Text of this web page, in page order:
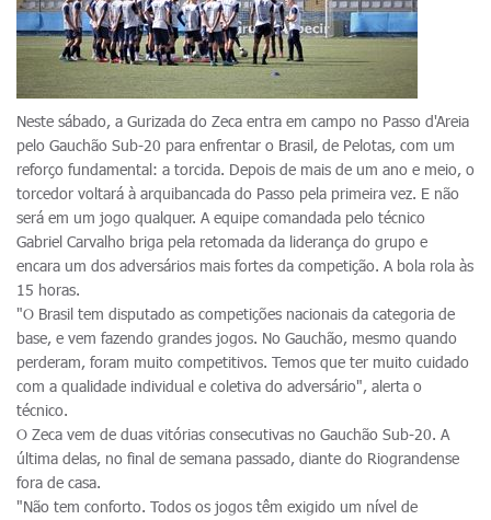
Neste sábado, a Gurizada do Zeca entra em campo no Passo d'Areia
pelo Gauchão Sub-20 para enfrentar o Brasil, de Pelotas, com um
reforço fundamental: a torcida. Depois de mais de um ano e meio, o
torcedor voltará à arquibancada do Passo pela primeira vez. E não
será em um jogo qualquer. A equipe comandada pelo técnico
Gabriel Carvalho briga pela retomada da liderança do grupo e
encara um dos adversários mais fortes da competição. A bola rola às
15 horas.
"O Brasil tem disputado as competições nacionais da categoria de
base, e vem fazendo grandes jogos. No Gauchão, mesmo quando
perderam, foram muito competitivos. Temos que ter muito cuidado
com a qualidade individual e coletiva do adversário", alerta o
técnico.
O Zeca vem de duas vitórias consecutivas no Gauchão Sub-20. A
última delas, no final de semana passado, diante do Riograndense
fora de casa.
"Não tem conforto. Todos os jogos têm exigido um nível de